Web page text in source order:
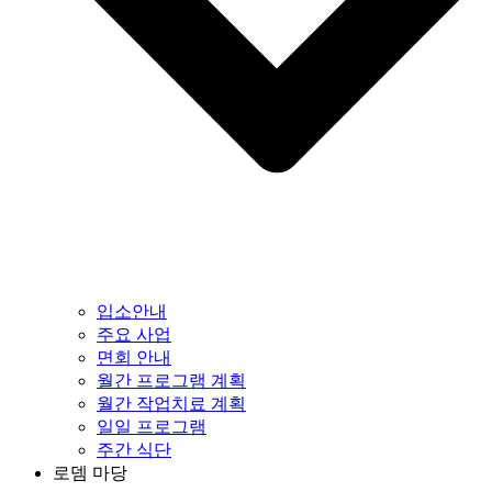
입소안내
주요 사업
면회 안내
월간 프로그램 계획
월간 작업치료 계획
일일 프로그램
주간 식단
로뎀 마당